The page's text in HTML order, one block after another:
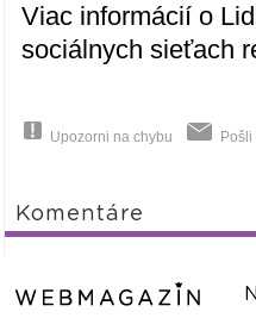
Viac informácií o
sociálnych sieťach
Upozorni na chybu
Komentáre